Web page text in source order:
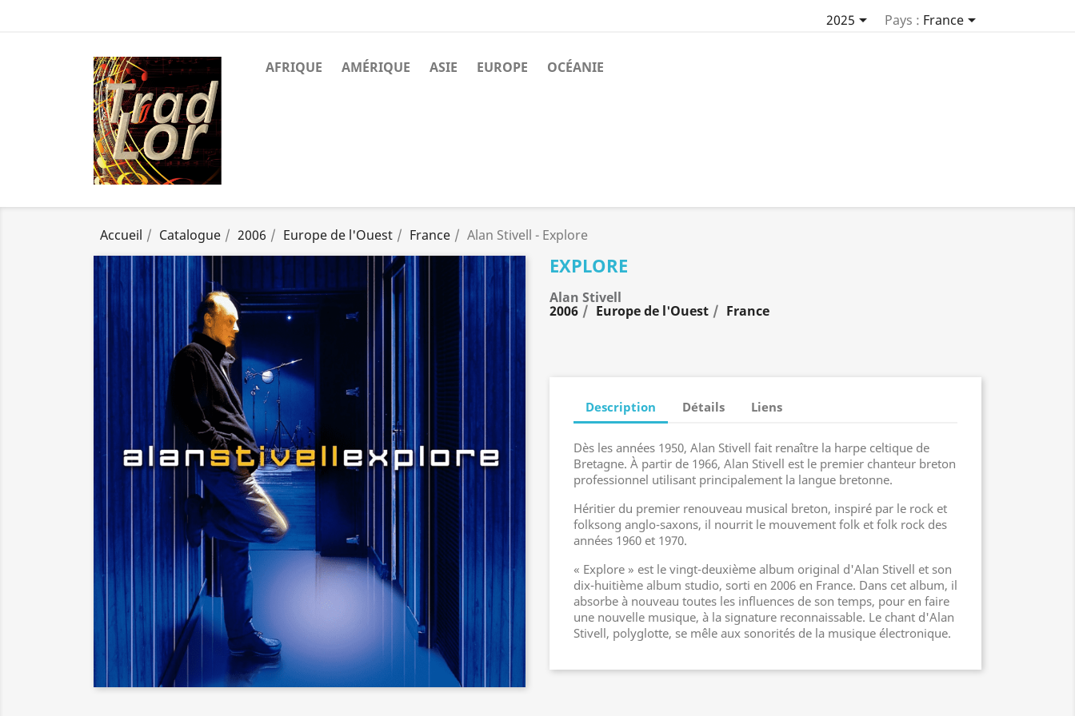
2025 Pays : France
AFRIQUE AMÉRIQUE ASIE EUROPE OCÉANIE
Accueil Catalogue 2006 Europe de l'Ouest France Alan Stivell - Explore
EXPLORE
Alan Stivell
2006 Europe de l'Ouest France
Description Détails Liens
Dès les années 1950, Alan Stivell fait renaître la harpe celtique de
Bretagne. À partir de 1966, Alan Stivell est le premier chanteur breton
professionnel utilisant principalement la langue bretonne.
Héritier du premier renouveau musical breton, inspiré par le rock et
folksong anglo-saxons, il nourrit le mouvement folk et folk rock des
années 1960 et 1970.
« Explore » est le vingt-deuxième album original d'Alan Stivell et son
dix-huitième album studio, sorti en 2006 en France. Dans cet album, il
absorbe à nouveau toutes les influences de son temps, pour en faire
une nouvelle musique, à la signature reconnaissable. Le chant d'Alan
Stivell, polyglotte, se mêle aux sonorités de la musique électronique.